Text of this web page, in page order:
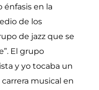
en la
de los
de jazz que se
El grupo
y yo tocaba un
musical en